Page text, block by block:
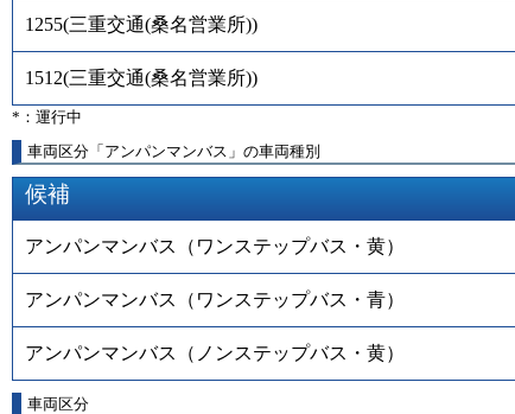
1255(三重交通(桑名営業所))
1512(三重交通(桑名営業所))
*：運行中
車両区分「アンパンマンバス」の車両種別
候補
アンパンマンバス（ワンステップバス・黄）
アンパンマンバス（ワンステップバス・青）
アンパンマンバス（ノンステップバス・黄）
車両区分